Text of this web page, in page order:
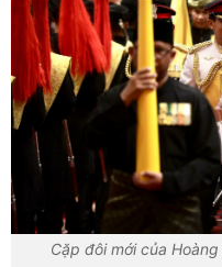
Cặp đôi mới của